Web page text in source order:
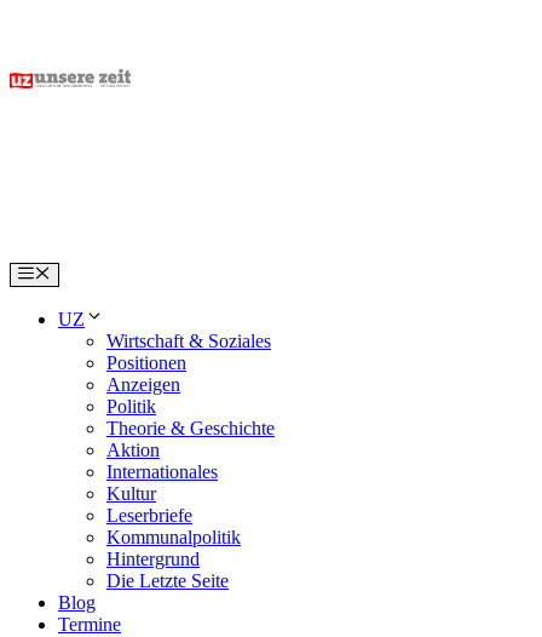
content
Menu
UZ
Wirtschaft & Soziales
Positionen
Anzeigen
Politik
Theorie & Geschichte
Aktion
Internationales
Kultur
Leserbriefe
Kommunalpolitik
Hintergrund
Die Letzte Seite
Blog
Termine